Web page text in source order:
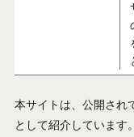
本サイトは、公開され
として紹介しています